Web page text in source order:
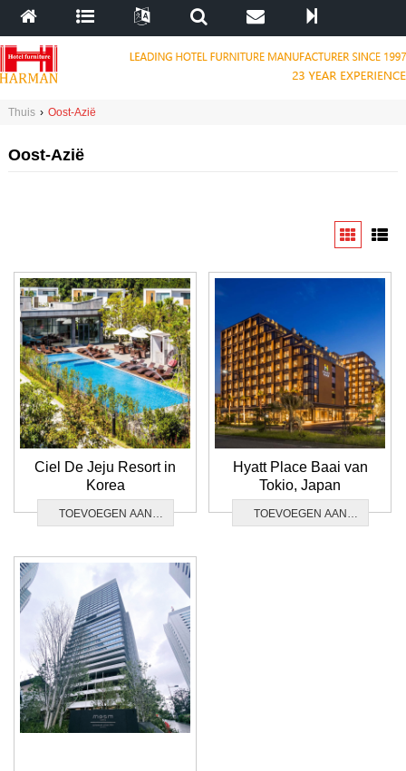
Thuis › Oost-Azië
Oost-Azië
Ciel De Jeju Resort in
Korea
TOEVOEGEN AAN
Hyatt Place Baai van
Tokio, Japan
TOEVOEGEN AAN